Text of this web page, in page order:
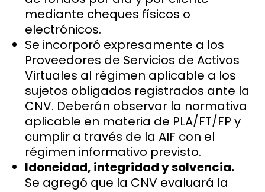
mediante cheques físicos o
electrónicos.
Se incorporó expresamente a los
Proveedores de Servicios de Activos
Virtuales al régimen aplicable a los
sujetos obligados registrados ante la
CNV. Deberán observar la normativa
aplicable en materia de PLA/FT/FP y
cumplir a través de la AIF con el
régimen informativo previsto.
Idoneidad, integridad y solvencia.
Se agregó que la CNV evaluará la